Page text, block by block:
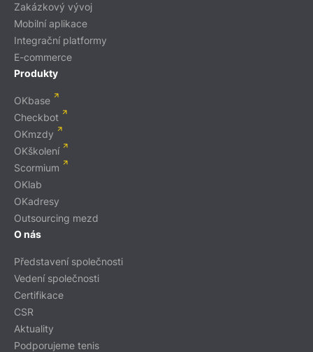
Zakázkový vývoj
Mobilní aplikace
Integrační platformy
E-commerce
Produkty
OKbase
Checkbot
OKmzdy
OKškolení
Scormium
OKlab
OKadresy
Outsourcing mezd
O nás
Představení společnosti
Vedení společnosti
Certifikace
CSR
Aktuality
Podporujeme tenis